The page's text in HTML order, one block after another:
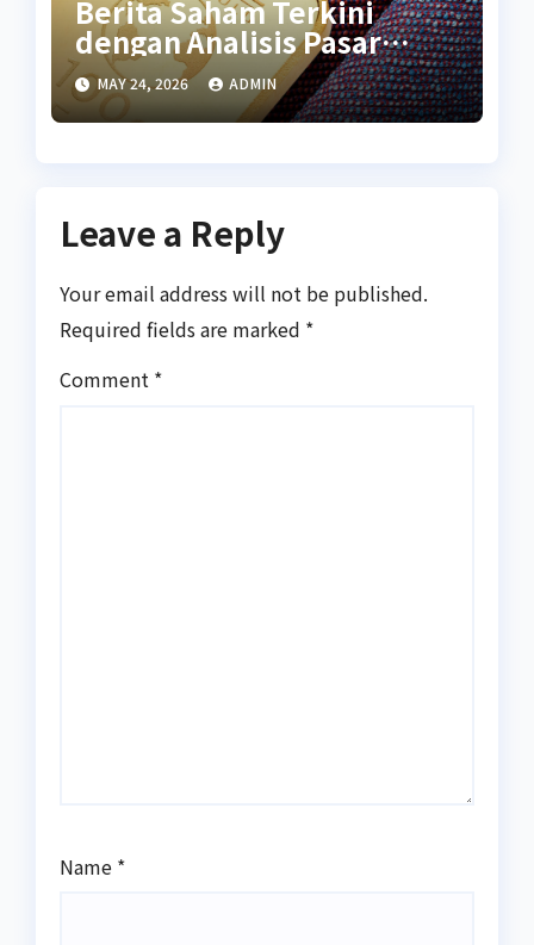
Berita Saham Terkini
dengan Analisis Pasar
Global
MAY 24, 2026 ADMIN
Leave a Reply
Your email address will not be published.
Required fields are marked *
Comment *
Name *